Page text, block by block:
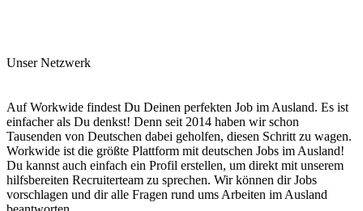
Unser Netzwerk
Auf Workwide findest Du Deinen perfekten Job im Ausland. Es ist
einfacher als Du denkst! Denn seit 2014 haben wir schon
Tausenden von Deutschen dabei geholfen, diesen Schritt zu wagen.
Workwide ist die größte Plattform mit deutschen Jobs im Ausland!
Du kannst auch einfach ein Profil erstellen, um direkt mit unserem
hilfsbereiten Recruiterteam zu sprechen. Wir können dir Jobs
vorschlagen und dir alle Fragen rund ums Arbeiten im Ausland